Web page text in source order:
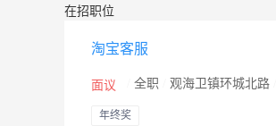
在招职位
淘宝客服
面议 全职 观海卫镇环城北路
年终奖